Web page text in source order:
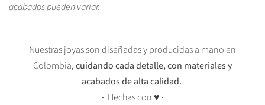
acabados pueden variar.
Nuestras joyas sondiseñadasyproducidas a manoen
Colombia,cuidando cada detalle,con materialesy
acabados dealta calidad.
· Hechas con♥ ·